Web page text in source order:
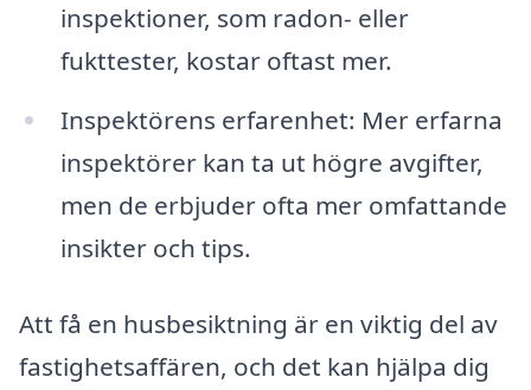
inspektioner, som radon- eller
fukttester, kostar oftast mer.
Inspektörens erfarenhet: Mer erfarna
inspektörer kan ta ut högre avgifter,
men de erbjuder ofta mer omfattande
insikter och tips.
Att få en husbesiktning är en viktig del av
fastighetsaffären, och det kan hjälpa dig